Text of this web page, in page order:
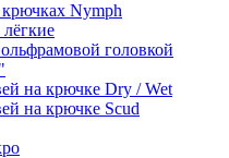
Nymph
головкой
на крючке Dry / Wet
на крючке Scud